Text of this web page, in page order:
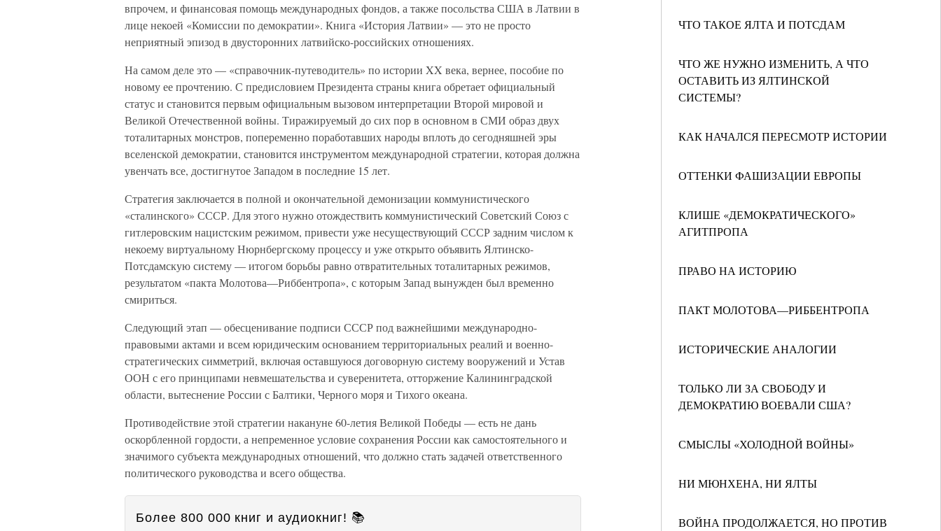
ЧТО ТАКОЕ ЯЛТА И ПОТСДАМ
ЧТО ЖЕ НУЖНО ИЗМЕНИТЬ, А ЧТО
ОСТАВИТЬ ИЗ ЯЛТИНСКОЙ
СИСТЕМЫ?
КАК НАЧАЛСЯ ПЕРЕСМОТР ИСТОРИИ
ОТТЕНКИ ФАШИЗАЦИИ ЕВРОПЫ
КЛИШЕ «ДЕМОКРАТИЧЕСКОГО»
АГИТПРОПА
ПРАВО НА ИСТОРИЮ
ПАКТ МОЛОТОВА—РИББЕНТРОПА
ИСТОРИЧЕСКИЕ АНАЛОГИИ
ТОЛЬКО ЛИ ЗА СВОБОДУ И
ДЕМОКРАТИЮ ВОЕВАЛИ США?
СМЫСЛЫ «ХОЛОДНОЙ ВОЙНЫ»
НИ МЮНХЕНА, НИ ЯЛТЫ
ВОЙНА ПРОДОЛЖАЕТСЯ, НО ПРОТИВ
впрочем, и финансовая помощь международных фондов, а также посольства США в Латвии в
лице некоей «Комиссии по демократии». Книга «История Латвии» — это не просто
неприятный эпизод в двусторонних латвийско-российских отношениях.
На самом деле это — «справочник-путеводитель» по истории XX века, вернее, пособие по
новому ее прочтению. С предисловием Президента страны книга обретает официальный
статус и становится первым официальным вызовом интерпретации Второй мировой и
Великой Отечественной войны. Тиражируемый до сих пор в основном в СМИ образ двух
тоталитарных монстров, попеременно поработавших народы вплоть до сегодняшней эры
вселенской демократии, становится инструментом международной стратегии, которая должна
увенчать все, достигнутое Западом в последние 15 лет.
Стратегия заключается в полной и окончательной демонизации коммунистического
«сталинского» СССР. Для этого нужно отождествить коммунистический Советский Союз с
гитлеровским нацистским режимом, привести уже несуществующий СССР задним числом к
некоему виртуальному Нюрнбергскому процессу и уже открыто объявить Ялтинско-
Потсдамскую систему — итогом борьбы равно отвратительных тоталитарных режимов,
результатом «пакта Молотова—Риббентропа», с которым Запад вынужден был временно
смириться.
Следующий этап — обесценивание подписи СССР под важнейшими международно-
правовыми актами и всем юридическим основанием территориальных реалий и военно-
стратегических симметрий, включая оставшуюся договорную систему вооружений и Устав
ООН с его принципами невмешательства и суверенитета, отторжение Калининградской
области, вытеснение России с Балтики, Черного моря и Тихого океана.
Противодействие этой стратегии накануне 60-летия Великой Победы — есть не дань
оскорбленной гордости, а непременное условие сохранения России как самостоятельного и
значимого субъекта международных отношений, что должно стать задачей ответственного
политического руководства и всего общества.
Более 800 000 книг и аудиокниг! 📚